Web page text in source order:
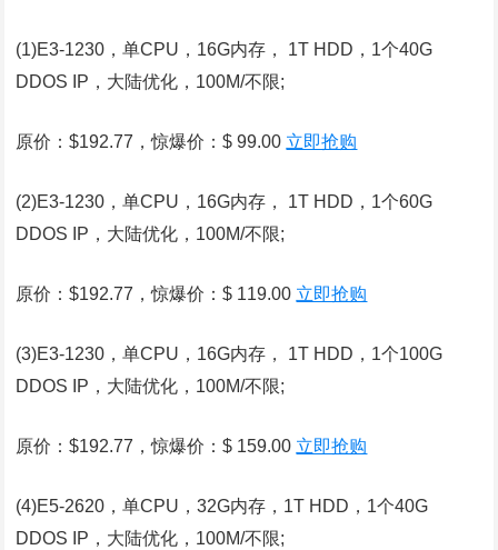
(1)E3-1230，单CPU，16G内存， 1T HDD，1个40G
DDOS IP，大陆优化，100M/不限;
原价：$192.77，惊爆价：$ 99.00 立即抢购
(2)E3-1230，单CPU，16G内存， 1T HDD，1个60G
DDOS IP，大陆优化，100M/不限;
原价：$192.77，惊爆价：$ 119.00 立即抢购
(3)E3-1230，单CPU，16G内存， 1T HDD，1个100G
DDOS IP，大陆优化，100M/不限;
原价：$192.77，惊爆价：$ 159.00 立即抢购
(4)E5-2620，单CPU，32G内存，1T HDD，1个40G
DDOS IP，大陆优化，100M/不限;